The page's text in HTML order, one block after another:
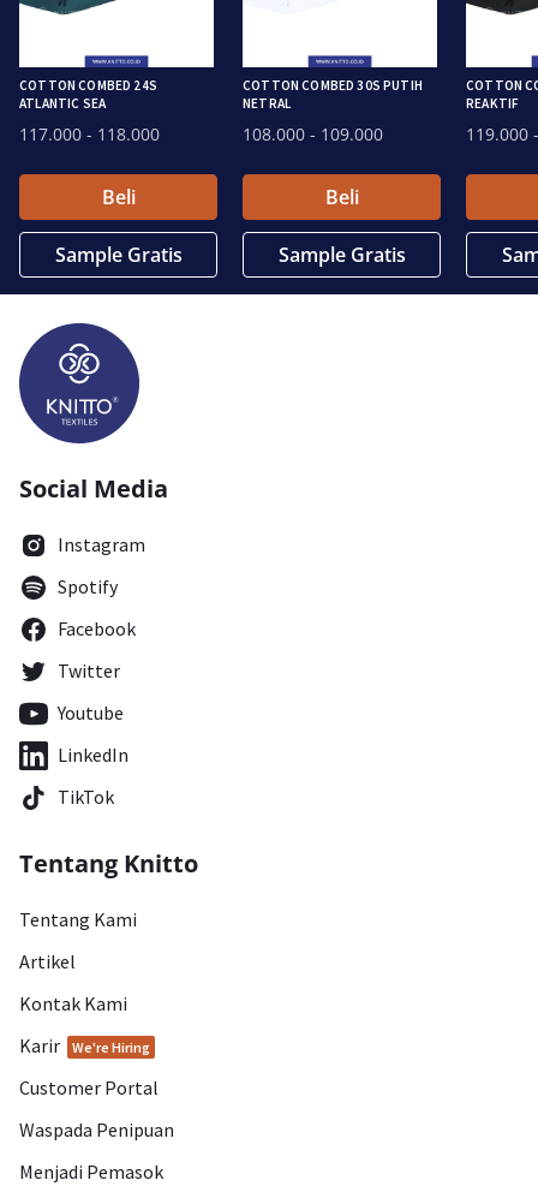
COTTON COMBED 24S
ATLANTIC SEA
117.000 - 118.000
Beli
Sample Gratis
COTTON COMBED 30S PUTIH
NETRAL
108.000 - 109.000
Beli
Sample Gratis
COTTON
REAKTIF
119.000
Social Media
Instagram
Spotify
Facebook
Twitter
Youtube
LinkedIn
TikTok
Tentang Knitto
Tentang Kami
Artikel
Kontak Kami
Karir
We're Hiring
Customer Portal
Waspada Penipuan
Menjadi Pemasok